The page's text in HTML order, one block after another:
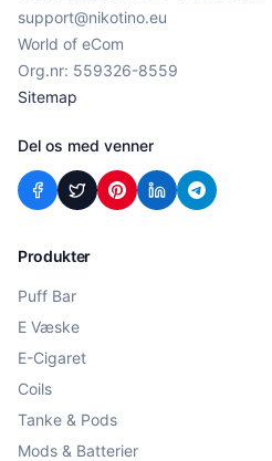
support@nikotino.eu
World of eCom
Org.nr: 559326-8559
Sitemap
Del os med venner
Produkter
Puff Bar
E Væske
E-Cigaret
Coils
Tanke & Pods
Mods & Batterier